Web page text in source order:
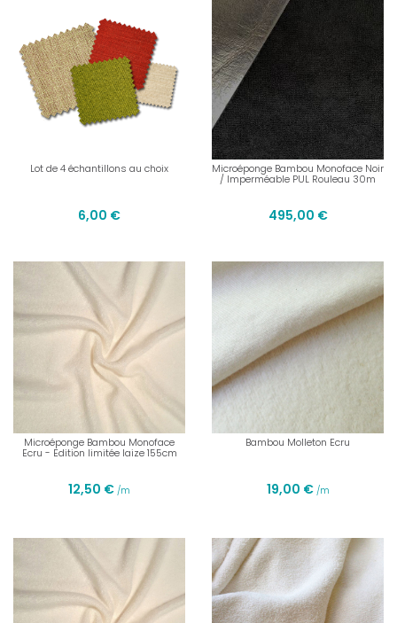
Lot de 4 échantillons au choix
6,00 €
Microéponge Bambou Monoface Noir
/ Imperméable PUL Rouleau 30m
495,00 €
Microéponge Bambou Monoface
Ecru - Edition limitée laize 155cm
12,50 € /m
Bambou Molleton Ecru
19,00 € /m